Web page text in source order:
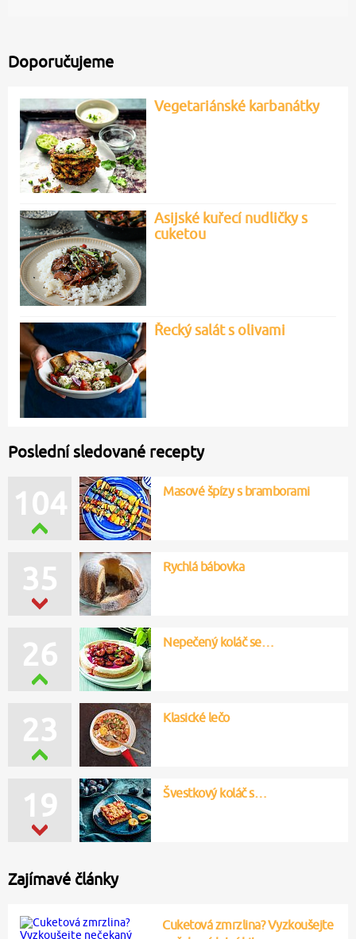
Doporučujeme
Vegetariánské karbanátky
Asijské kuřecí nudličky s
cuketou
Řecký salát s olivami
Poslední sledované recepty
104 Masové špízy s bramborami
35 Rychlá bábovka
26 Nepečený koláč se…
23 Klasické lečo
19 Švestkový koláč s…
Zajímavé články
Cuketová zmrzlina? Vyzkoušejte